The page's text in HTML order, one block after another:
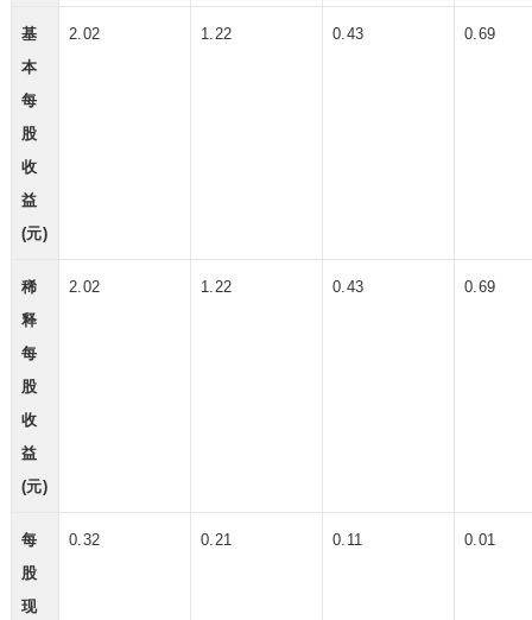
基
本
每
股
收
益
(元)
2.02 1.22 0.43 0.69
稀
释
每
股
收
益
(元)
2.02 1.22 0.43 0.69
每
股
现
0.32 0.21 0.11 0.01